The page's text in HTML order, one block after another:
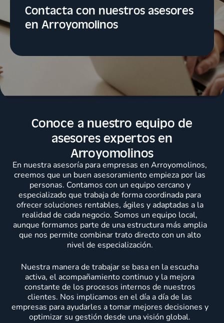
Contacta con nuestros asesores
en Arroyomolinos
Conoce a nuestro equipo de
asesores expertos en
Arroyomolinos
En nuestra asesoría para empresas en Arroyomolinos,
creemos que un buen asesoramiento empieza por las
personas. Contamos con un equipo cercano y
especializado que trabaja de forma coordinada para
ofrecer soluciones rentables, ágiles y adaptadas a la
realidad de cada negocio. Somos un equipo local,
aunque formamos parte de una estructura más amplia
que nos permite combinar trato directo con un alto
nivel de especialización.
Nuestra manera de trabajar se basa en la escucha
activa, el acompañamiento continuo y la mejora
constante de los procesos internos de nuestros
clientes. Nos implicamos en el día a día de las
empresas para ayudarles a tomar mejores decisiones y
optimizar su gestión desde una visión global.